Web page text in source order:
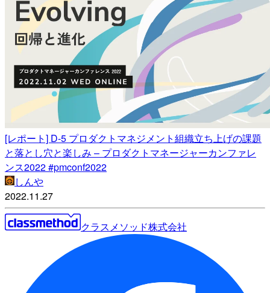
[レポート] D-5 プロダクトマネジメント組織立ち上げの課題
と落とし穴と楽しみ – プロダクトマネージャーカンファレ
ンス2022 #pmconf2022
しんや
2022.11.27
クラスメソッド株式会社